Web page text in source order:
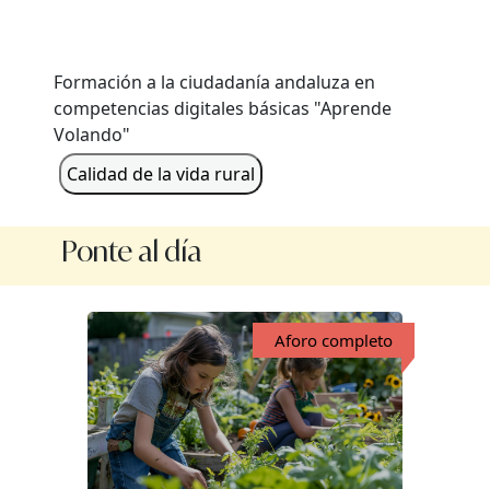
Formación a la ciudadanía andaluza en
competencias digitales básicas "Aprende
Volando"
Calidad de la vida rural
Ponte al día
Aforo completo